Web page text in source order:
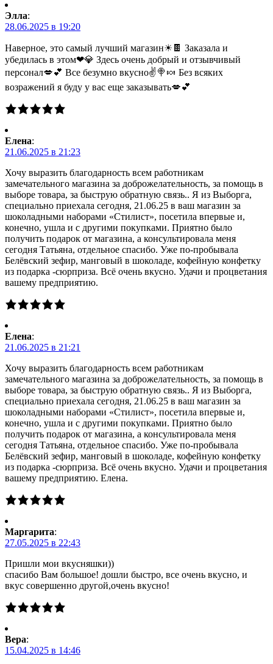
Элла:
28.06.2025 в 19:20
Наверное, это самый лучший магазин☀🍫 Заказала и
убедилась в этом❤💎 Здесь очень добрый и отзывчивый
персонал💋💕 Все безумно вкусно✌🍭🍬 Без всяких
возражений я буду у вас еще заказывать💋💕
Елена:
21.06.2025 в 21:23
Хочу выразить благодарность всем работникам
замечательного магазина за доброжелательность, за помощь в
выборе товара, за быструю обратную связь.. Я из Выборга,
специально приехала сегодня, 21.06.25 в ваш магазин за
шоколадными наборами «Стилист», посетила впервые и,
конечно, ушла и с другими покупками. Приятно было
получить подарок от магазина, а консультировала меня
сегодня Татьяна, отдельное спасибо. Уже по-пробывала
Белёвский зефир, манговый в шоколаде, кофейную конфетку
из подарка -сюрприза. Всё очень вкусно. Удачи и процветания
вашему предприятию.
Елена:
21.06.2025 в 21:21
Хочу выразить благодарность всем работникам
замечательного магазина за доброжелательность, за помощь в
выборе товара, за быструю обратную связь.. Я из Выборга,
специально приехала сегодня, 21.06.25 в ваш магазин за
шоколадными наборами «Стилист», посетила впервые и,
конечно, ушла и с другими покупками. Приятно было
получить подарок от магазина, а консультировала меня
сегодня Татьяна, отдельное спасибо. Уже по-пробывала
Белёвский зефир, манговый в шоколаде, кофейную конфетку
из подарка -сюрприза. Всё очень вкусно. Удачи и процветания
вашему предприятию. Елена.
Маргарита:
27.05.2025 в 22:43
Пришли мои вкусняшки))
спасибо Вам большое! дошли быстро, все очень вкусно, и
вкус совершенно другой,очень вкусно!
Вера:
15.04.2025 в 14:46